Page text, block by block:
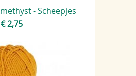
- Scheepjes
€ 2,75